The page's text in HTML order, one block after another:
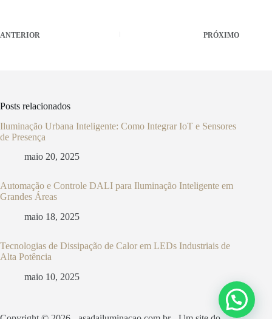
ANTERIOR PRÓXIMO
Posts relacionados
Iluminação Urbana Inteligente: Como Integrar IoT e Sensores
de Presença
maio 20, 2025
Automação e Controle DALI para Iluminação Inteligente em
Grandes Áreas
maio 18, 2025
Tecnologias de Dissipação de Calor em LEDs Industriais de
Alta Potência
maio 10, 2025